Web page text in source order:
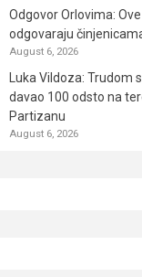
Odgovor Orlovima:
odgovaraju
August 6, 2026
Luka Vildoza: Trudom
davao 100 odsto na
Partizanu
August 6, 2026